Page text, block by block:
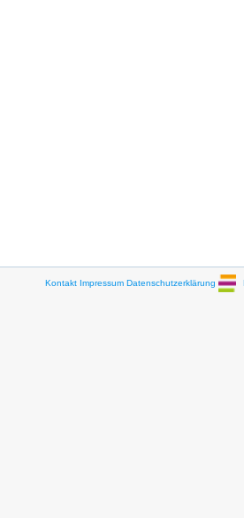
Kontakt Impressum Datenschutzerklärung